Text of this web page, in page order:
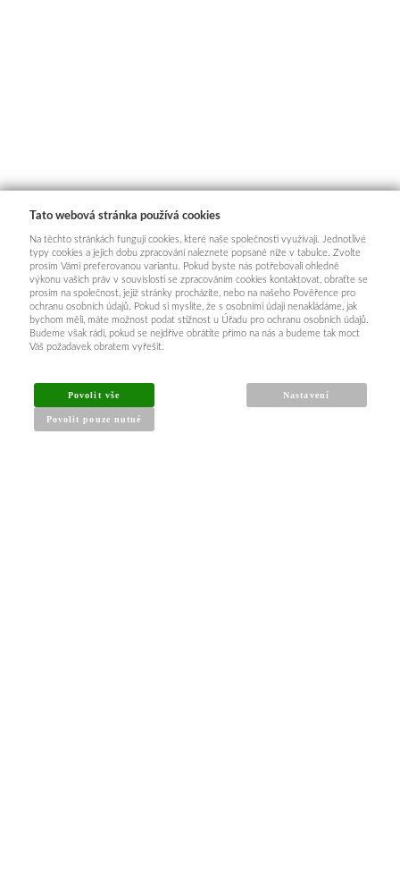
Tato webová stránka používá cookies
Na těchto stránkách fungují cookies, které naše společnosti využívají. Jednotlivé
typy cookies a jejich dobu zpracování naleznete popsané níže v tabulce. Zvolte
prosím Vámi preferovanou variantu. Pokud byste nás potřebovali ohledně
výkonu vašich práv v souvislosti se zpracováním cookies kontaktovat, obraťte se
prosím na společnost, jejíž stránky procházíte, nebo na našeho Pověřence pro
ochranu osobních údajů. Pokud si myslíte, že s osobními údaji nenakládáme, jak
bychom měli, máte možnost podat stížnost u Úřadu pro ochranu osobních údajů.
Budeme však rádi, pokud se nejdříve obrátíte přímo na nás a budeme tak moct
Váš požadavek obratem vyřešit.
Povolit vše
Povolit pouze nutné
Nastavení